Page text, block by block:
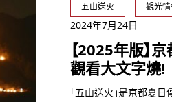
五山送火 觀光情
2024年7月24日
【2025年版】
觀看大文字燒!